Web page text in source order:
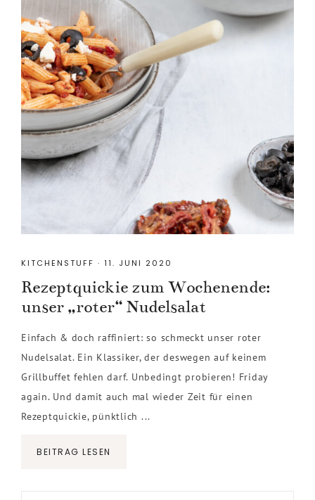
KITCHENSTUFF · 11. JUNI 2020
Rezeptquickie zum Wochenende:
unser „roter“ Nudelsalat
Einfach & doch raffiniert: so schmeckt unser roter
Nudelsalat. Ein Klassiker, der deswegen auf keinem
Grillbuffet fehlen darf. Unbedingt probieren! Friday
again. Und damit auch mal wieder Zeit für einen
Rezeptquickie, pünktlich ...
BEITRAG LESEN